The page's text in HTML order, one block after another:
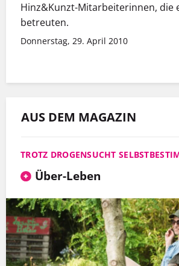
Hinz&Kunzt-Mitarbeiterinnen, die
betreuten.
Donnerstag, 29. April 2010
AUS DEM MAGAZIN
TROTZ DROGENSUCHT
Über-Leben